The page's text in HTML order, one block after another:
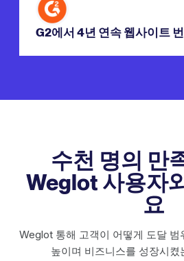
G2에서 4년 연속 웹사이트
수천 명의 만
Weglot 사용자
요
Weglot 통해 고객이 어떻게 도달 범
높이며 비즈니스를 성장시켰